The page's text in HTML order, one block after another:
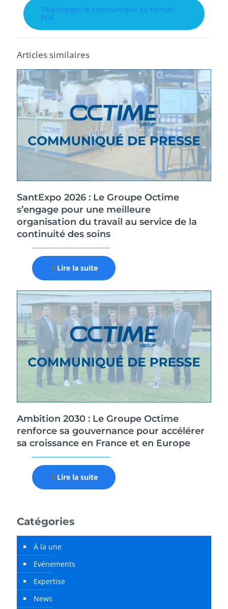
Télécharger le communiqué au format
PDF
Articles similaires
SantExpo 2026 : Le Groupe Octime
s’engage pour une meilleure
organisation du travail au service de la
continuité des soins
Lire la suite
Ambition 2030 : Le Groupe Octime
renforce sa gouvernance pour accélérer
sa croissance en France et en Europe
Lire la suite
Catégories
À la une
Evénements
Expertise
News